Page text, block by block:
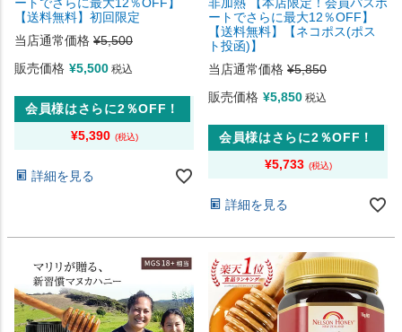
【送料無料】初回限定
当店通常価格 ¥5,500
販売価格 ¥5,500 税込
会員様はさらに2％OFF！
¥5,390
詳細を見る
ートでさらに最大12％OFF】
【送料無料】【ネコポス(ポス
ト投函)】
当店通常価格 ¥5,850
販売価格 ¥5,850 税込
会員様はさらに2％OFF！
¥5,733
詳細を見る